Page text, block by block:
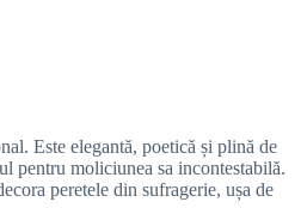
Este elegantă, poetică și plină de
pentru moliciunea sa incontestabilă.
peretele din sufragerie, ușa de